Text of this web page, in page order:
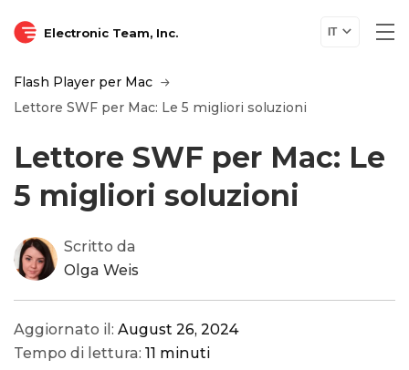
Electronic Team, Inc. IT
Flash Player per Mac
Lettore SWF per Mac: Le 5 migliori soluzioni
Lettore SWF per Mac: Le
5 migliori soluzioni
Scritto da
Olga Weis
Aggiornato il: August 26, 2024
Tempo di lettura: 11 minuti